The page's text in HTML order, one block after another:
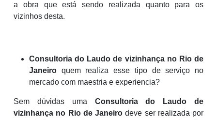
a obra que está sendo realizada quanto para os
vizinhos desta.
Consultoria do Laudo de vizinhança no Rio de
Janeiro quem realiza esse tipo de serviço no
mercado com maestria e experiencia?
Sem dúvidas uma Consultoria do Laudo de
vizinhança no Rio de Janeiro deve ser realizada por